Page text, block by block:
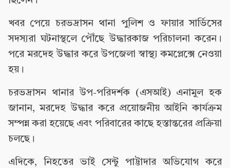
খবর পেয়ে চরভদ্রাসন থানা পুলিশ ও ফায়ার সার্ভিসের
সদস্যরা ঘটনাস্থলে পৌঁছে উদ্ধারকাজ পরিচালনা করেন।
পরে মরদেহ উদ্ধার করে উপজেলা স্বাস্থ্য কমপ্লেক্সে নেওয়া
হয়।
চরভদ্রাসন থানার উপ-পরিদর্শক (এসআই) এনামুল হক
জানান, মরদেহ উদ্ধার করে প্রয়োজনীয় আইনি কার্যক্রম
সম্পন্ন করা হয়েছে এবং পরিবারের কাছে হস্তান্তরের প্রক্রিয়া
চলছে।
এদিকে, নিহতের ভাই সেন্টু পাট্টাদার অভিযোগ করে